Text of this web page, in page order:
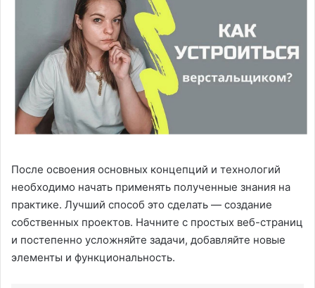
После освоения основных концепций и технологий
необходимо начать применять полученные знания на
практике. Лучший способ это сделать — создание
собственных проектов. Начните с простых веб-страниц
и постепенно усложняйте задачи, добавляйте новые
элементы и функциональность.